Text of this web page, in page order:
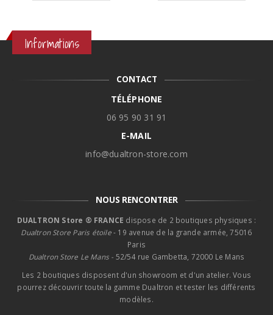
Informations
CONTACT
TÉLÉPHONE
06 95 90 31 91
E-MAIL
info@dualtron-store.com
NOUS RENCONTRER
DUALTRON Store ® FRANCE dispose de 2 boutiques physiques :
Dualtron Store Paris étoile- 19 avenue de la grande armée, 75016
Paris
Dualtron Store Le Mans - 52/54 rue Gambetta, 72000 Le Mans
Les 2 boutiques disposent d'un showroom et d'un atelier. Vous
pourrez découvrir toute la gamme Dualtron et tester les différents
modèles.